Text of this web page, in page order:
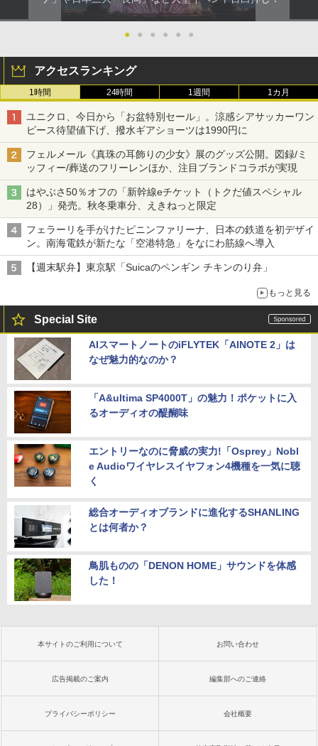
● ● ● ● ● ●
アクセスランキング
1時間 24時間 1週間 1カ月
ユニクロ、今日から「お盆特別セール」。涼感シアサッカーワン
ピース待望値下げ、撥水ギアショーツは1990円に
フェルメール《真珠の耳飾りの少女》展のグッズ公開。図録/ミ
ッフィー/葬送のフリーレンほか、注目ブランドコラボが実現
はやぶさ50％オフの「新幹線eチケット（トクだ値スペシャル
28）」発売。秋冬乗車分、えきねっと限定
フェラーリを手がけたピニンファリーナ、日本の鉄道を初デザイ
ン。南海電鉄が新たな「空港特急」をなにわ筋線へ導入
【週末駅弁】東京駅「Suicaのペンギン チキンのり弁」
もっと見る
Special Site
AIスマートノートのiFLYTEK「AINOTE 2」は
なぜ魅力的なのか？
「A&ultima SP4000T」の魅力！ポケットに入
るオーディオの醍醐味
エントリーなのに脅威の実力!「Osprey」Nobl
e Audioワイヤレスイヤフォン4機種を一気に聴
く
総合オーディオブランドに進化するSHANLING
とは何者か？
鳥肌ものの「DENON HOME」サウンドを体感
した！
本サイトのご利用について お問い合わせ
広告掲載のご案内 編集部へのご連絡
プライバシーポリシー 会社概要